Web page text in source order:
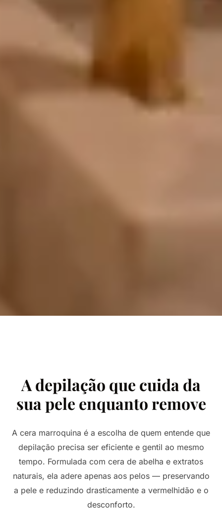
A depilação que cuida da
sua pele enquanto remove
A cera marroquina é a escolha de quem entende que
depilação precisa ser eficiente e gentil ao mesmo
tempo. Formulada com cera de abelha e extratos
naturais, ela adere apenas aos pelos — preservando
a pele e reduzindo drasticamente a vermelhidão e o
desconforto.